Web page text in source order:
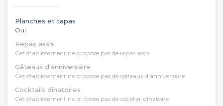
Planches et tapas
Oui
Repas assis
Cet établissement ne propose pas de repas assis
Gâteaux d'anniversaire
Cet établissement ne propose pas de gâteaux d'anniversaire
Cocktails dînatoires
Cet établissement ne propose pas de cocktail dînatoire